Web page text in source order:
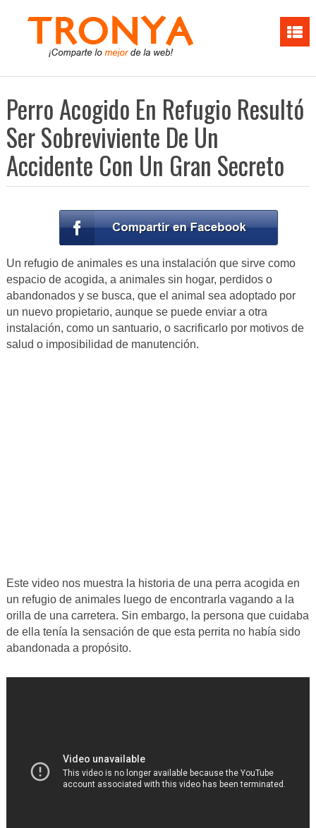
Perro Acogido En Refugio Resultó
Ser Sobreviviente De Un
Accidente Con Un Gran Secreto
Un refugio de animales es una instalación que sirve como
espacio de acogida, a animales sin hogar, perdidos o
abandonados y se busca, que el animal sea adoptado por
un nuevo propietario, aunque se puede enviar a otra
instalación, como un santuario, o sacrificarlo por motivos de
salud o imposibilidad de manutención.
Este video nos muestra la historia de una perra acogida en
un refugio de animales luego de encontrarla vagando a la
orilla de una carretera. Sin embargo, la persona que cuidaba
de ella tenía la sensación de que esta perrita no había sido
abandonada a propósito.